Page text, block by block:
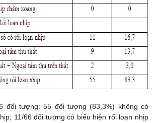
đối tượng: 55 đối tượng (83,3%) không có
11/66 đối tượng có biểu hiện rối loạn nhịp